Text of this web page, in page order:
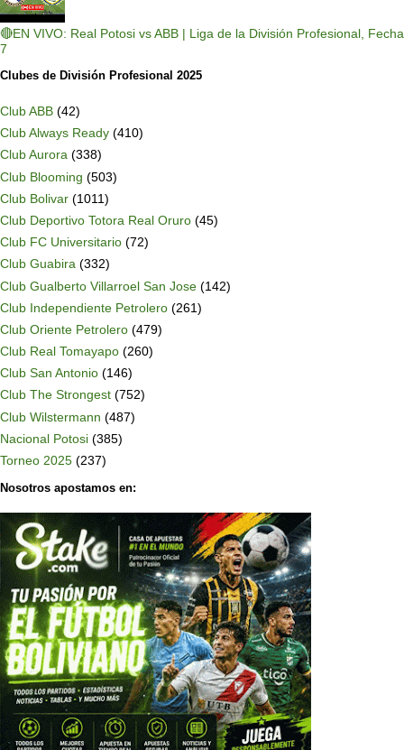
🔴EN VIVO: Real Potosi vs ABB | Liga de la División Profesional, Fecha
7
Clubes de División Profesional 2025
Club ABB (42)
Club Always Ready (410)
Club Aurora (338)
Club Blooming (503)
Club Bolivar (1011)
Club Deportivo Totora Real Oruro (45)
Club FC Universitario (72)
Club Guabira (332)
Club Gualberto Villarroel San Jose (142)
Club Independiente Petrolero (261)
Club Oriente Petrolero (479)
Club Real Tomayapo (260)
Club San Antonio (146)
Club The Strongest (752)
Club Wilstermann (487)
Nacional Potosi (385)
Torneo 2025 (237)
Nosotros apostamos en: